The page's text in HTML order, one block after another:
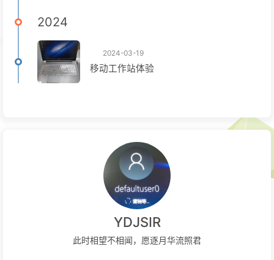
2024
2024-03-19
移动工作站体验
YDJSIR
此时相望不相闻，愿逐月华流照君